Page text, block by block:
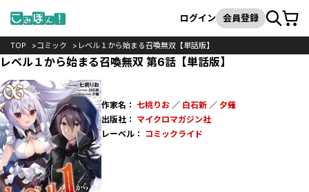
検索
ログイン 会員登録カート
TOP コミック レベル１から始まる召喚無双【単話版】
レベル１から始まる召喚無双 第6話【単話版】
作家名： 七桃りお／ 白石新／ 夕薙
出版社： マイクロマガジン社
レーベル：
コミックライド